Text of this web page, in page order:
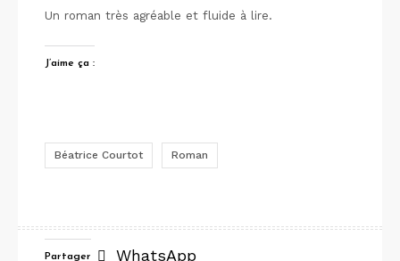
Un roman très agréable et fluide à lire.
J’aime ça :
Béatrice Courtot Roman
Partager WhatsApp